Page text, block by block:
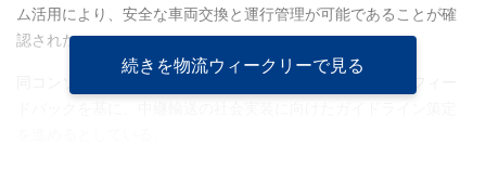
ム活用により、安全な車両交換と運行管理が可能であることが確
認された。
同コンソーシアムでは今回の実証実験で得られたデータとフィー
続きを物流ウィークリーで見る